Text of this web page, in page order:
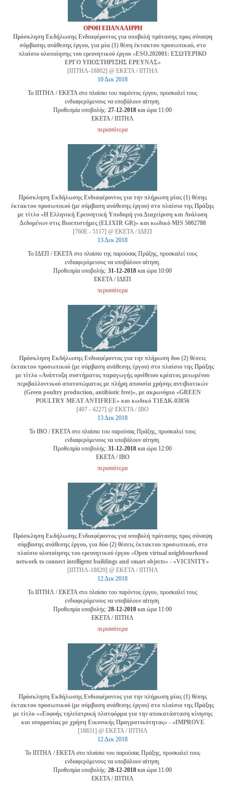
ΟΡΘΗ ΕΠΑΝΑΛΗΨΗ
Πρόσκληση Εκδήλωσης Ενδιαφέροντος για υποβολή πρότασης προς σύναψη
σύμβασης ανάθεσης έργου, για μία (1) θέση έκτακτου προσωπικού, στο
πλαίσιο υλοποίησης του ερευνητικού έργου «ESO.202001: ΕΣΩΤΕΡΙΚΟ
ΕΡΓΟ ΥΠΟΣΤΗΡΙΞΗΣ ΕΡΕΥΝΑΣ»
[ΙΠΤΗΛ-18802] @ ΕΚΕΤΑ / ΙΠΤΗΛ
10 Δεκ 2018
Το ΙΠΤΗΛ / ΕΚΕΤΑ στο πλαίσιο του παρόντος έργου, προσκαλεί τους
ενδιαφερόμενους να υποβάλουν αίτηση.
Προθεσμία υποβολής: 27-12-2018 και ώρα 11:00
EKETA / ΙΠΤΗΛ
περισσότερα
Πρόσκληση Εκδήλωσης Ενδιαφέροντος για την πλήρωση μίας (1) θέσης
έκτακτου προσωπικού (με σύμβαση ανάθεσης έργου) στο πλαίσιο της Πράξης
με τίτλο «H Ελληνική Ερευνητική Υποδομή για Διαχείριση και Ανάλυση
Δεδομένων στις Βιοεπιστήμες (ELIXIR GR)» και κωδικό MIS 5002780
[760Ε - 5117] @ ΕΚΕΤΑ / ΙΔΕΠ
13 Δεκ 2018
Το ΙΔΕΠ / ΕΚΕΤΑ στο πλαίσιο της παρούσας Πράξης, προσκαλεί τους
ενδιαφερόμενους να υποβάλουν αίτηση.
Προθεσμία υποβολής: 31-12-2018 και ώρα 10:00
EKETA / ΙΔΕΠ
περισσότερα
Πρόσκληση Εκδήλωσης Ενδιαφέροντος για την πλήρωση δυο (2) θέσεις
έκτακτου προσωπικού (με σύμβαση ανάθεσης έργου) στο πλαίσιο της Πράξης
με τίτλο «Ανάπτυξη συστήματος παραγωγής ορνίθειου κρέατος μειωμένου
περιβαλλοντικού αποτυπώματος με πλήρη απουσία χρήσης αντιβιοτικών
(Green poultry production, antibiotic free)», με ακρωνύμιο «GREEN
POULTRY MEAT ANTIFREE» και κωδικό Τ1ΕΔΚ-03856
[407 - 4227] @ ΕΚΕΤΑ / ΙΒΟ
13 Δεκ 2018
Το ΙΒΟ / ΕΚΕΤΑ στο πλαίσιο του παρούσας Πράξης, προσκαλεί τους
ενδιαφερόμενους να υποβάλουν αίτηση.
Προθεσμία υποβολής: 31-12-2018 και ώρα 12:00
EKETA / ΙΒΟ
περισσότερα
Πρόσκληση Εκδήλωσης Ενδιαφέροντος για υποβολή πρότασης προς σύναψη
σύμβασης ανάθεσης έργου, για δύο (2) θέσεις έκτακτου προσωπικού, στο
πλαίσιο υλοποίησης του ερευνητικού έργου «Open virtual neighbourhood
network to connect intelligent buildings and smart objects» - «VICINITY»
[ΙΠΤΗΛ-18829] @ ΕΚΕΤΑ / ΙΠΤΗΛ
12 Δεκ 2018
Το ΙΠΤΗΛ / ΕΚΕΤΑ στο πλαίσιο του παρόντος έργου, προσκαλεί τους
ενδιαφερόμενους να υποβάλουν αίτηση.
Προθεσμία υποβολής: 28-12-2018 και ώρα 11:00
EKETA / ΙΠΤΗΛ
περισσότερα
Πρόσκληση Εκδήλωσης Ενδιαφέροντος για την πλήρωση μίας (1) θέσης
έκτακτου προσωπικού (με σύμβαση ανάθεσης έργου) στο πλαίσιο της Πράξης
με τίτλο ««Ευφυής τηλεϊατρική πλατφόρμα για την αποκατάσταση κίνησης
και ισορροπίας με χρήση Εικονικής Πραγματικότητας» - «IMPROVE
[18831] @ ΕΚΕΤΑ / ΙΠΤΗΛ
12 Δεκ 2018
Το ΙΠΤΗΛ / ΕΚΕΤΑ στο πλαίσιο του παρούσας Πράξης, προσκαλεί τους
ενδιαφερόμενους να υποβάλουν αίτηση.
Προθεσμία υποβολής: 28-12-2018 και ώρα 11:00
EKETA / ΙΠΤΗΛ